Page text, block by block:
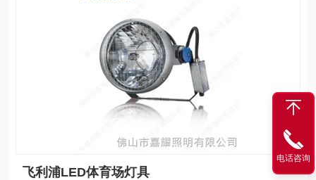
飞利浦LED体育场灯具
电话咨询